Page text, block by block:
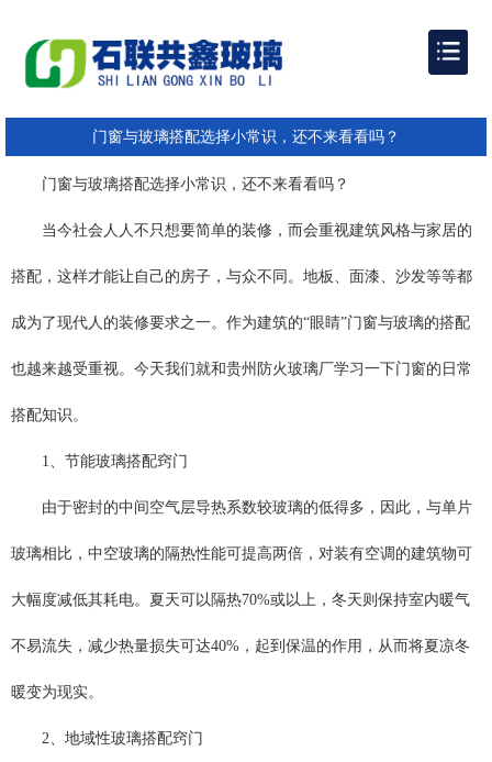
门窗与玻璃搭配选择小常识，还不来看看吗？
门窗与玻璃搭配选择小常识，还不来看看吗？
当今社会人人不只想要简单的装修，而会重视建筑风格与家居的
搭配，这样才能让自己的房子，与众不同。地板、面漆、沙发等等都
成为了现代人的装修要求之一。作为建筑的“眼睛”门窗与玻璃的搭配
也越来越受重视。今天我们就和贵州防火玻璃厂学习一下门窗的日常
搭配知识。
1、节能玻璃搭配窍门
由于密封的中间空气层导热系数较玻璃的低得多，因此，与单片
玻璃相比，中空玻璃的隔热性能可提高两倍，对装有空调的建筑物可
大幅度减低其耗电。夏天可以隔热70%或以上，冬天则保持室内暖气
不易流失，减少热量损失可达40%，起到保温的作用，从而将夏凉冬
暖变为现实。
2、地域性玻璃搭配窍门